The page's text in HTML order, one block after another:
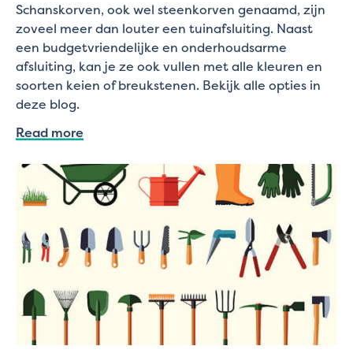
Schanskorven, ook wel steenkorven genaamd, zijn
zoveel meer dan louter een tuinafsluiting. Naast
een budgetvriendelijke en onderhoudsarme
afsluiting, kan je ze ook vullen met alle kleuren en
soorten keien of breukstenen. Bekijk alle opties in
deze blog.
Read more